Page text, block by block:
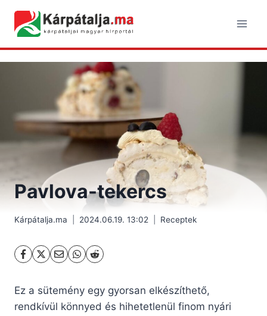
content
Pavlova-tekercs
Kárpátalja.ma 2024.06.19. 13:02 Receptek
Ez a sütemény egy gyorsan elkészíthető,
rendkívül könnyed és hihetetlenül finom nyári